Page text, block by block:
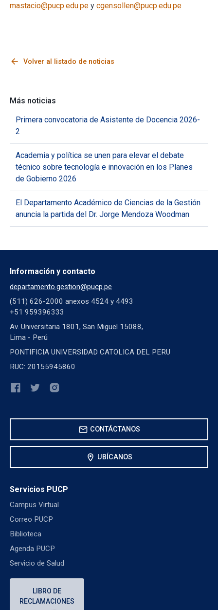
mastacio@pucp.edu.pe y cgensollen@pucp.edu.pe
arrow_back Volver al listado de noticias
Más noticias
Primera convocatoria de Asistente de Docencia 2026-
2
Academia y política se unen para elevar el debate
técnico sobre tecnología e innovación en los Planes
de Gobierno 2026
El Departamento Académico de Ciencias de la Gestión
anuncia la partida del Dr. Jorge Mendoza Woodman
Información y contacto
departamento.gestion@pucp.pe
(511) 626-2000 anexos 4524 y 4493
+51 959396333
Av. Universitaria 1801, San Miguel 15088,
Lima - Perú
PONTIFICIA UNIVERSIDAD CATOLICA DEL PERU
RUC: 20155945860
mail CONTÁCTANOS
location_on UBÍCANOS
Servicios PUCP
Campus Virtual
Correo PUCP
Biblioteca
Agenda PUCP
Servicio de Salud
LIBRO DE
RECLAMACIONES